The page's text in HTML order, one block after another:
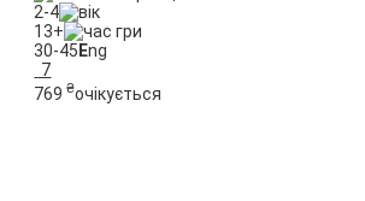
2-4
13+
30-45 Eng
7
769₴очікується